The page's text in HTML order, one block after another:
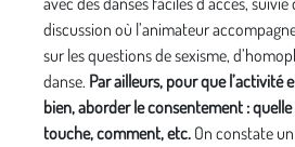
discussion où l’animateur
sur les questions de sexisme,
danse. Par ailleurs, pour que l’activité
bien, aborder le consentement :
touche, comment, etc. On constate